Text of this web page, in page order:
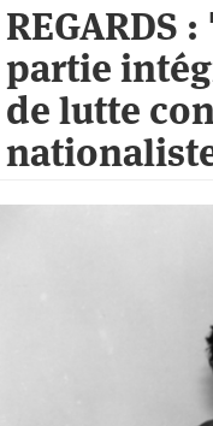
REGARDS
partie
de lutte